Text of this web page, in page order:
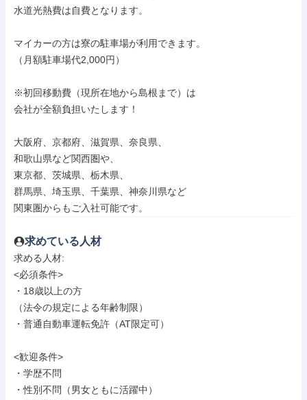
水道光熱費は自費となります。
マイカーの方は寮の駐車場が利用できます。
（月額駐車場代2,000円）
※初回移動費（現所在地から島根まで）は
会社が全額負担いたします！
大阪府、京都府、滋賀県、奈良県、
和歌山県など関西圏や、
東京都、茨城県、栃木県、
群馬県、埼玉県、千葉県、神奈川県など
関東圏からもご入社可能です。
求めている人材
求める人材:
<必須条件>
・18歳以上の方
（法令の規定による年齢制限）
・普通自動車運転免許（AT限定可）
<歓迎条件>
・学歴不問
・性別不問（男女ともに活躍中）